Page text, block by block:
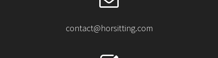
contact@horsitting.com